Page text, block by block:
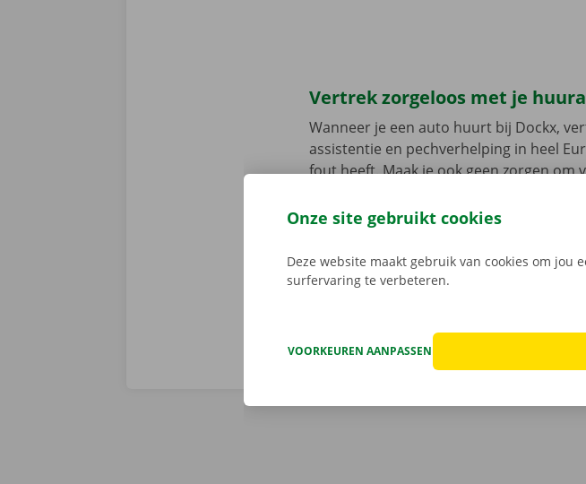
Vertrek zorgeloos met je
Wanneer je een auto huurt bij Dockx,
assistentie en pechverhelping in heel
fout heeft. Maak je ook geen zorgen
persoonlijke service: daar gaan we voor.
Onze site gebruikt cookies
Deze website maakt gebruik van cookies om jou
surfervaring te verbeteren.
VOORKEUREN AANPASSEN